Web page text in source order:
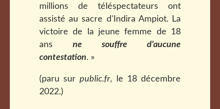
millions de téléspectateurs ont
assisté au sacre d'Indira Ampiot. La
victoire de la jeune femme de 18
ans ne souffre d'aucune
contestation. »
(paru surpublic.fr, le 18 décembre
2022.)